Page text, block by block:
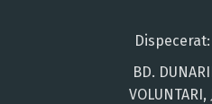
Dispecerat:
BD.
VOLUNTARI,